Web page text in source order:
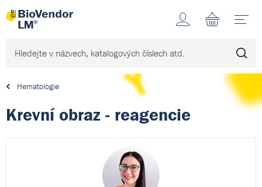
Účet
Hematologie
Krevní obraz - reagencie